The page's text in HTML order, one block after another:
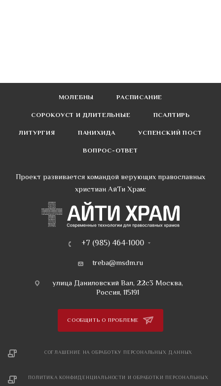
МОЛЕБНЫ
РАСПИСАНИЕ
СОРОКОУСТ И ДЛИТЕЛЬНЫЕ
ПСАЛТИРЬ
ЛИТУРГИЯ
ПАНИХИДА
УСПЕНСКИЙ ПОСТ
ВОПРОС-ОТВЕТ
Проект развивается командой верующих православных
христиан АйТи Храм:
+7 (985) 464-1000
treba@msdm.ru
улица Даниловский Вал, 22с3 Москва,
Россия, 115191
СООБЩИТЬ О ПРОБЛЕМЕ
СОГЛАШЕНИЕ НА ОБРАБОТКУ ПЕРСОНАЛЬНЫХ ДАННЫХ
ПОЛИТИКА КОНФИДЕНЦИАЛЬНОСТИ И ОБРАБОТКИ ПЕРСОНАЛЬНЫХ